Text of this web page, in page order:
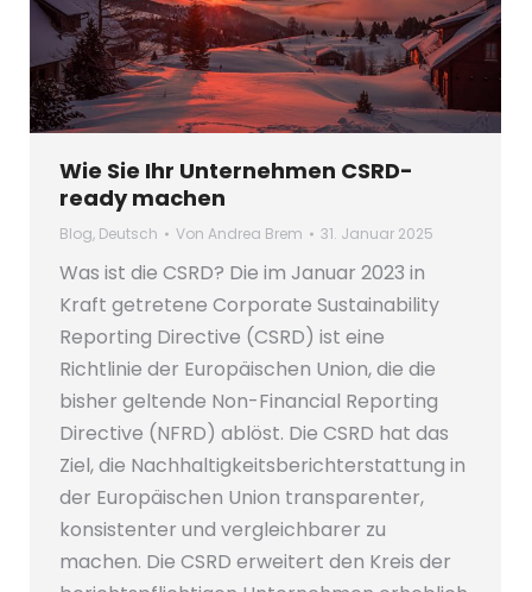
Wie Sie Ihr Unternehmen CSRD-
ready machen
Blog, Deutsch Von Andrea Brem 31. Januar 2025
Was ist die CSRD? Die im Januar 2023 in
Kraft getretene Corporate Sustainability
Reporting Directive (CSRD) ist eine
Richtlinie der Europäischen Union, die die
bisher geltende Non-Financial Reporting
Directive (NFRD) ablöst. Die CSRD hat das
Ziel, die Nachhaltigkeitsberichterstattung in
der Europäischen Union transparenter,
konsistenter und vergleichbarer zu
machen. Die CSRD erweitert den Kreis der